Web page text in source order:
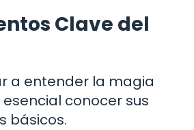
Clave del
a entender la magia
conocer sus
básicos.